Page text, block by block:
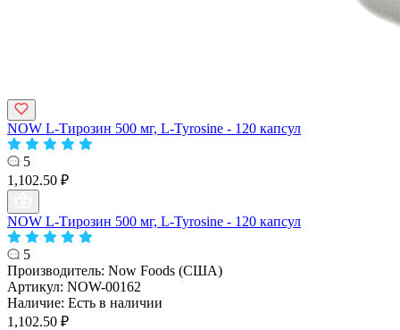
NOW L-Тирозин 500 мг, L-Tyrosine - 120 капсул
5
1,102.50 ₽
NOW L-Тирозин 500 мг, L-Tyrosine - 120 капсул
5
Производитель: Now Foods (США)
Артикул: NOW-00162
Наличие: Есть в наличии
1,102.50 ₽